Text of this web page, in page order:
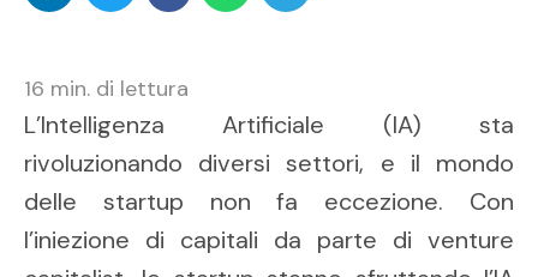
16 min. di lettura
L’Intelligenza Artificiale (IA) sta
rivoluzionando diversi settori, e il mondo
delle startup non fa eccezione. Con
l’iniezione di capitali da parte di venture